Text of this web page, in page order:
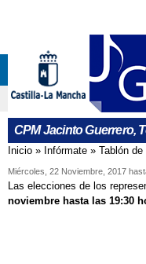
CPM Jacinto Guerrero,
Se encuentra
Inicio » Infórmate » Tablón de
Miércoles, 22 Noviembre, 2017
Las elecciones de los
noviembre hasta las 19:30